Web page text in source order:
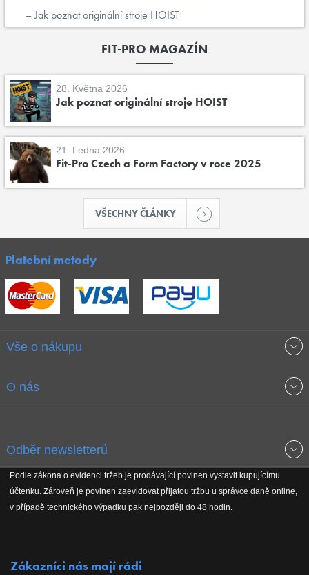
Jak poznat originální stroje HOIST
FIT-PRO MAGAZÍN
28. Května 2026
Jak poznat originální stroje HOIST
21. Ledna 2026
Fit-Pro Czech a Form Factory v roce 2025
VŠECHNY ČLÁNKY
Platební metody
Vše o nákupu
Obchodní podmínky
Reklamační řád
O nás
Koho podporujeme
Odběr newsletterů
Získejte přehled o novinkách, slevách, akčním zboží a upozornění
na nové články v magazínu!
Podle zákona o evidenci tržeb je prodávající povinen vystavit kupujícímu
účtenku. Zároveň je povinen zaevidovat přijatou tržbu u správce daně online,
v případě technického výpadku pak nejpozději do 48 hodin.
Zákazníci nás mají rádi